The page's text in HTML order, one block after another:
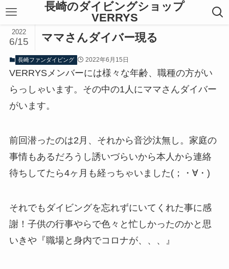
長崎のダイビングショップ
VERRYS
ママさんダイバー現る
2022
6/15
長崎ファンダイビング 2022年6月15日
VERRYSメンバーには様々な年齢、職種の方がい
らっしゃいます。その中の1人にママさんダイバー
がいます。
前回潜ったのは2月、それから音沙汰無し。家庭の
事情もあるだろうし誘いづらいから本人から連絡
待ちしてたら4ヶ月も経っちゃいました(；・∀・)
それでもダイビングを忘れずにいてくれた事に感
謝！子供の行事やらで色々と忙しかったのかと思
いきや『職場と身内でコロナが、、、』